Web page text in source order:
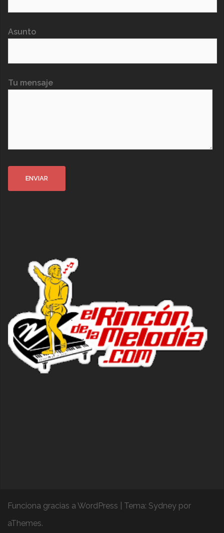
Asunto
Tu mensaje
Funciona gracias a WordPress Tema: Sydney por
aThemes.